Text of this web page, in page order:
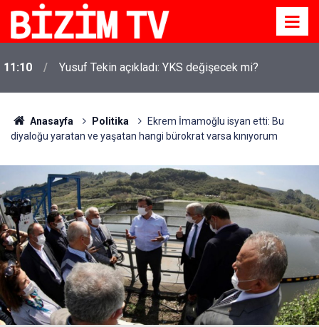
11:10 Yusuf Tekin açıkladı: YKS değişecek mi?
Anasayfa Politika
Ekrem İmamoğlu isyan etti: Bu
diyaloğu yaratan ve yaşatan hangi bürokrat varsa kınıyorum